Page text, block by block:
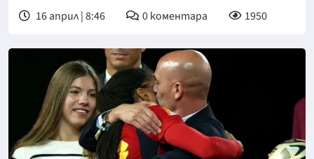
16 април | 8:46 0коментара 1950